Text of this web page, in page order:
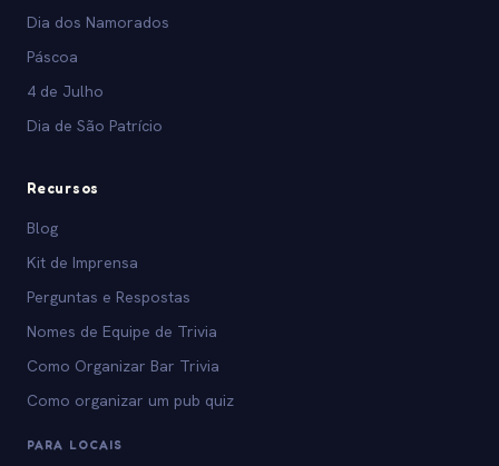
Dia dos Namorados
Páscoa
4 de Julho
Dia de São Patrício
Recursos
Blog
Kit de Imprensa
Perguntas e Respostas
Nomes de Equipe de Trivia
Como Organizar Bar Trivia
Como organizar um pub quiz
PARA LOCAIS